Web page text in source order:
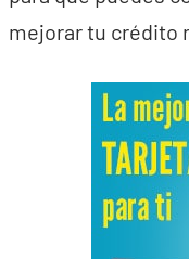
mejorar tu crédito